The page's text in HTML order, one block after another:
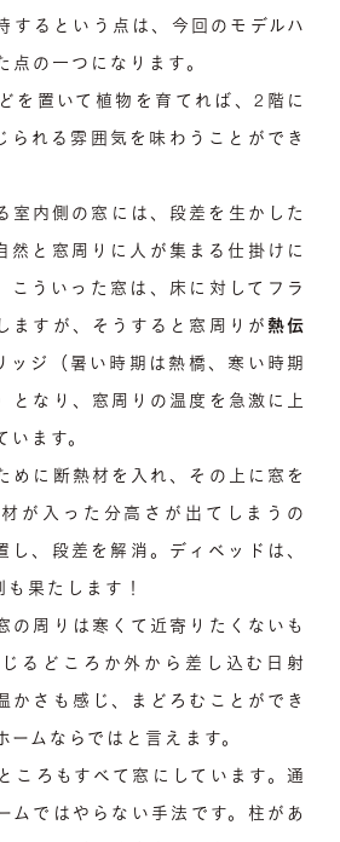
するという点は、今回のモデルハ
点の一つになります。
を置いて植物を育てれば、2階に
られる雰囲気を味わうことができ
室内側の窓には、段差を生かした
然と窓周りに人が集まる仕掛けに
こういった窓は、床に対してフラ
ますが、そうすると窓周りが 熱伝
ッジ（暑い時期は熱橋、寒い時期
となり、窓周りの温度を急激に上
います。
めに断熱材を入れ、その上に窓を
が入った分高さが出てしまうの
し、段差を解消。ディベッドは、
も果たします！
の周りは寒くて近寄りたくないも
るどころか外から差し込む日射
かさも感じ、まどろむことができ
ームならではと言えます。
ころもすべて窓にしています。通
ムではやらない手法です。柱があ